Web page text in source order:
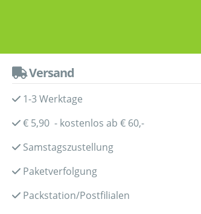
Versand
1-3 Werktage
€ 5,90 - kostenlos ab € 60,-
Samstagszustellung
Paketverfolgung
Packstation/Postfilialen